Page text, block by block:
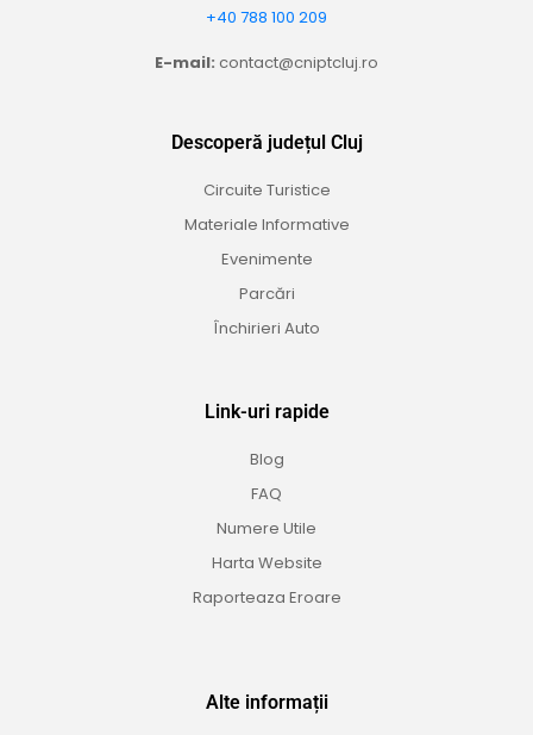
+40 788 100 209
E-mail: contact@cniptcluj.ro
Descoperă județul Cluj
Circuite Turistice
Materiale Informative
Evenimente
Parcări
Închirieri Auto
Link-uri rapide
Blog
FAQ
Numere Utile
Harta Website
Raporteaza Eroare
Alte informații